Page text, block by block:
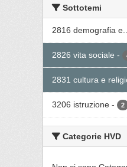
Sottotemi
2816 demografia e...
2826 vita sociale -
2831 cultura e
3206 istruzione - 2
Categorie HVD